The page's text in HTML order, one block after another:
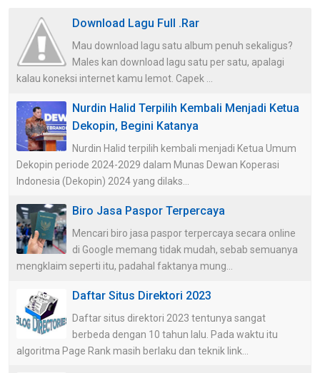
Download Lagu Full .Rar
Mau download lagu satu album penuh sekaligus?
Males kan download lagu satu per satu, apalagi
kalau koneksi internet kamu lemot. Capek ...
Nurdin Halid Terpilih Kembali Menjadi Ketua
Dekopin, Begini Katanya
Nurdin Halid terpilih kembali menjadi Ketua Umum
Dekopin periode 2024-2029 dalam Munas Dewan Koperasi
Indonesia (Dekopin) 2024 yang dilaks...
Biro Jasa Paspor Terpercaya
Mencari biro jasa paspor terpercaya secara online
di Google memang tidak mudah, sebab semuanya
mengklaim seperti itu, padahal faktanya mung...
Daftar Situs Direktori 2023
Daftar situs direktori 2023 tentunya sangat
berbeda dengan 10 tahun lalu. Pada waktu itu
algoritma Page Rank masih berlaku dan teknik link...